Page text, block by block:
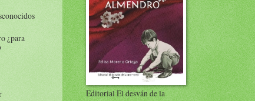
¿para
Editorial El desván de la